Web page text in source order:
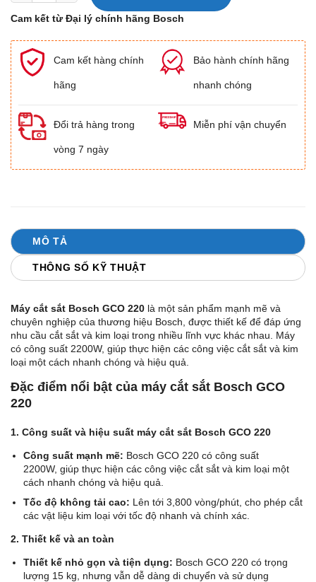
Cam kết từ Đại lý chính hãng Bosch
Cam kết hàng chính
hãng
Bảo hành chính hãng
nhanh chóng
Đổi trả hàng trong
vòng 7 ngày
Miễn phí vận chuyển
MÔ TẢ
THÔNG SỐ KỸ THUẬT
Máy cắt sắt Bosch GCO 220 là một sản phẩm mạnh mẽ và
chuyên nghiệp của thương hiệu Bosch, được thiết kế để đáp ứng
nhu cầu cắt sắt và kim loại trong nhiều lĩnh vực khác nhau. Máy
có công suất 2200W, giúp thực hiện các công việc cắt sắt và kim
loại một cách nhanh chóng và hiệu quả.
Đặc điểm nổi bật của máy cắt sắt Bosch GCO
220
1. Công suất và hiệu suất máy cắt sắt Bosch GCO 220
Công suất mạnh mẽ: Bosch GCO 220 có công suất
2200W, giúp thực hiện các công việc cắt sắt và kim loại một
cách nhanh chóng và hiệu quả.
Tốc độ không tải cao: Lên tới 3,800 vòng/phút, cho phép cắt
các vật liệu kim loại với tốc độ nhanh và chính xác.
2. Thiết kế và an toàn
Thiết kế nhỏ gọn và tiện dụng: Bosch GCO 220 có trọng
lượng 15 kg, nhưng vẫn dễ dàng di chuyển và sử dụng